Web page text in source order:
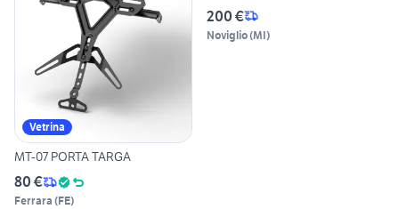
Vetrina
MT-07 PORTA TARGA
80 €
Ferrara (FE)
200 €
Noviglio(MI)